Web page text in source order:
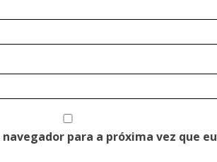
para a próxima vez que eu